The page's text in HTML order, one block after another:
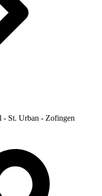
- St. Urban - Zofingen